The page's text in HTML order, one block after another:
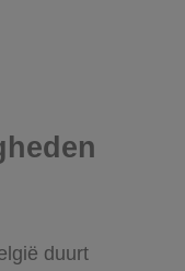
duurt